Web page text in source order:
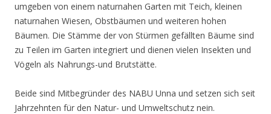
umgeben von einem naturnahen Garten mit Teich, kleinen
naturnahen Wiesen, Obstbäumen und weiteren hohen
Bäumen. Die Stämme der von Stürmen gefällten Bäume sind
zu Teilen im Garten integriert und dienen vielen Insekten und
Vögeln als Nahrungs-und Brutstätte.
Beide sind Mitbegründer des NABU Unna und setzen sich seit
Jahrzehnten für den Natur- und Umweltschutz nein.